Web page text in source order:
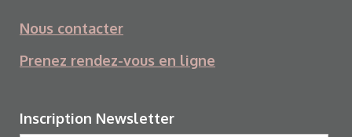
Nous contacter
Prenez rendez-vous en ligne
Inscription Newsletter